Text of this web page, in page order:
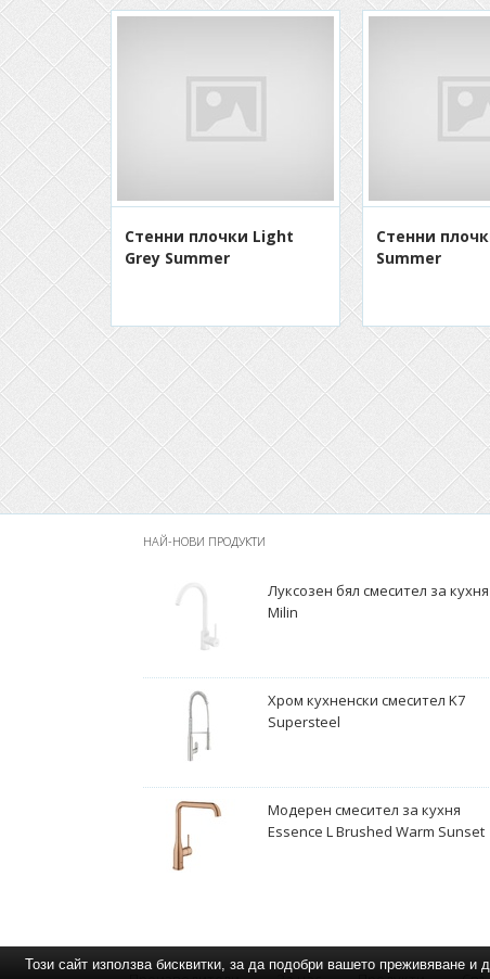
Стенни плочки Light
Grey Summer
Стенни
Summer
НАЙ-НОВИ ПРОДУКТИ
Луксозен бял смесител за кухня
Milin
Хром кухненски смесител K7
Supersteel
Модерен смесител за кухня
Essence L Brushed Warm Sunset
Този сайт използва бисквитки, за да подобри вашето преживяване